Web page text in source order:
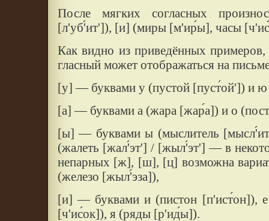
После мягких согласных
[л'уб'́ит']), [и] (миры [м'ир́ы], часы
Как видно из приведённых
гласный может отображаться на
[у] — буквами у (пустой [пуст́ой']) и
[а] — буквами а (жара [жар́а]) и о
[ы] — буквами ы (мыслитель
(жалеть [жал'́эт'] / [жыл'́эт'] — в
непарных [ж], [ш], [ц] возможна
(железо [жыл'́эза]),
[и] — буквами и (пистон [п'ист́он]),
[ч'ис́ок]), я (ряды [р'ид́ы]).